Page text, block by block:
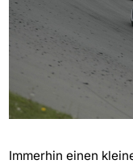
Immerhin einen